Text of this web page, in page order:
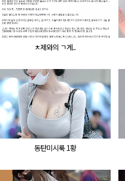
ㅊ제와의 ㄱ계..
동탄미시룩 1황